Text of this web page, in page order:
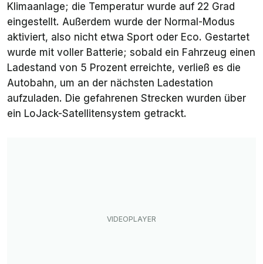
Klimaanlage; die Temperatur wurde auf 22 Grad
eingestellt. Außerdem wurde der Normal-Modus
aktiviert, also nicht etwa Sport oder Eco. Gestartet
wurde mit voller Batterie; sobald ein Fahrzeug einen
Ladestand von 5 Prozent erreichte, verließ es die
Autobahn, um an der nächsten Ladestation
aufzuladen. Die gefahrenen Strecken wurden über
ein LoJack-Satellitensystem getrackt.